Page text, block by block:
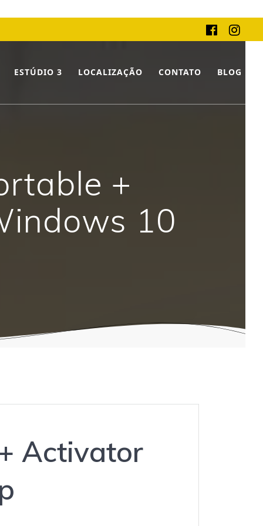
ESTÚDIO 3 LOCALIZAÇÃO CONTATO BLOG
+
10
Activator